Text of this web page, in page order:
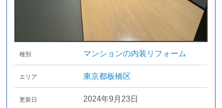
種別 マンションの内装リフォーム
エリア 東京都板橋区
更新日 2024年9月23日